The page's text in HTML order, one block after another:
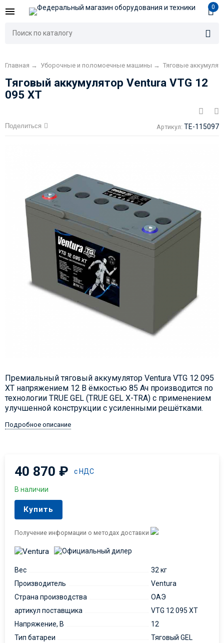
0
Главная → Уборочные и поломоечные машины → Тяговые
Тяговый аккумулятор Ventura VTG 12
095 XT
Поделиться Артикул: TE-115097
Премиальный тяговый аккумулятор Ventura VTG 12 095
XT напряжением 12 В ёмкостью 85 Ач производится по
технологии TRUE GEL (TRUE GEL X-TRA) с применением
улучшенной конструкции с усиленными решётками.
Подробное описание
40 870₽ с НДС
В наличии
Купить
Получение информации о методах доставки
Вес
32 кг
Производитель
Ventura
Страна производства
ОАЭ
артикул поставщика
VTG 12 095 XT
Напряжение, В
12
Тип батареи
Тяговый GEL